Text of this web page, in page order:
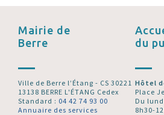
Mairie de
Berre
Ville de Berre l’Étang - CS 30221
13138 BERRE L'ÉTANG Cedex
Standard : 04 42 74 93 00
Annuaire des services
du
Hôtel
Place
Du
8h30-